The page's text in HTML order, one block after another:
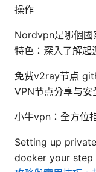
操作
Nordvpn是哪個國
特色：深入了解起
免费v2ray节点
VPN节点分享与安
小牛vpn：全方位
Setting up
docker your